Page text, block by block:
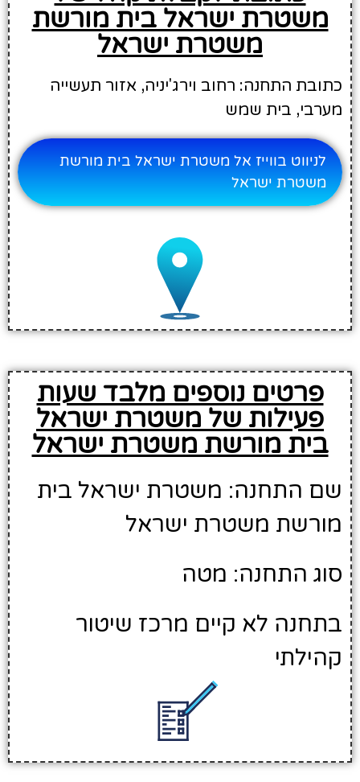
משטרת ישראל בית מורשת
משטרת ישראל
כתובת התחנה: רחוב וירג'יניה, אזור תעשייה
מערבי, בית שמש
לניווט בווייז אל משטרת ישראל בית מורשת
משטרת ישראל
פרטים נוספים מלבד שעות
פעילות של משטרת ישראל
בית מורשת משטרת ישראל
שם התחנה: משטרת ישראל בית
מורשת משטרת ישראל
סוג התחנה: מטה
בתחנה לא קיים מרכז שיטור
קהילתי